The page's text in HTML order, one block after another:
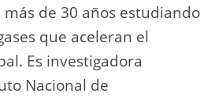
de 30 años estudiando
que aceleran el
Es investigadora
Nacional de